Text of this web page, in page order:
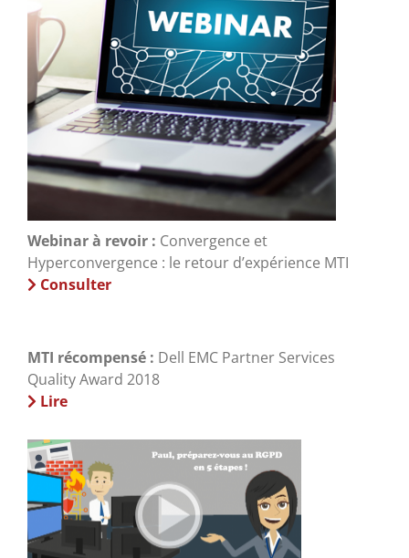
Webinar à revoir : Convergence et
Hyperconvergence : le retour d’expérience MTI
Consulter
MTI récompensé : Dell EMC Partner Services
Quality Award 2018
Lire